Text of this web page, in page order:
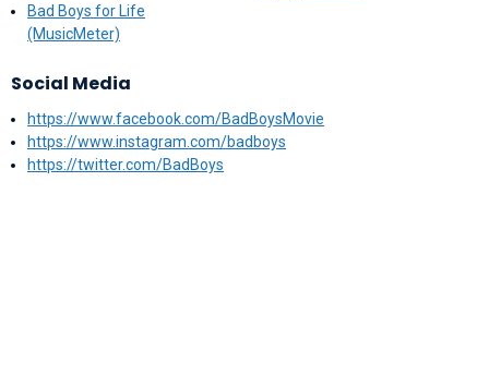
Bad Boys for Life
(MusicMeter)
Social Media
https://www.facebook.com/BadBoysMovie
https://www.instagram.com/badboys
https://twitter.com/BadBoys